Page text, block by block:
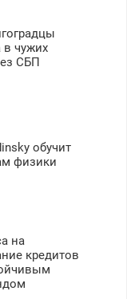
в чужих
СБП
обучит
физики
на
кредитов